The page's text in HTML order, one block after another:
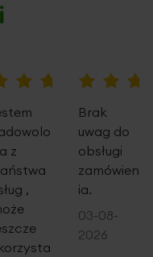
z
,
Brak
uwag do
obsługi
zamówien
ia.
03-08-
2026